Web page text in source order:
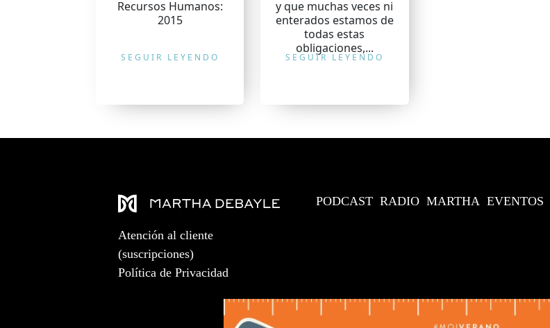
Recursos Humanos:
2015
SEGUIR LEYENDO
y que muchas veces ni
enterados estamos de
todas estas
obligaciones,...
SEGUIR LEYENDO
Atención al cliente
(suscripciones)
Política de Privacidad
PODCAST RADIO MARTHA EVENTOS